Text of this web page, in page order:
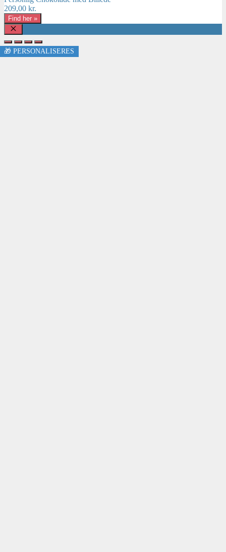
🎁 PERSONALISERES
209,00 kr.
Find her »
Luk